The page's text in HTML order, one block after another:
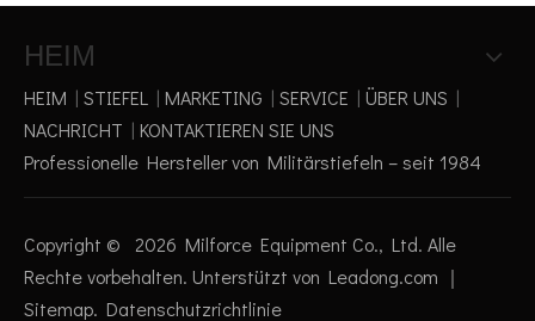
HEIM
HEIM | STIEFEL | MARKETING | SERVICE | ÜBER UNS |
NACHRICHT | KONTAKTIEREN SIE UNS
Professionelle Hersteller von Militärstiefeln – seit 1984
Copyright © 2026 Milforce Equipment Co., Ltd. Alle
Rechte vorbehalten. Unterstützt von Leadong.com ｜
Sitemap. Datenschutzrichtlinie